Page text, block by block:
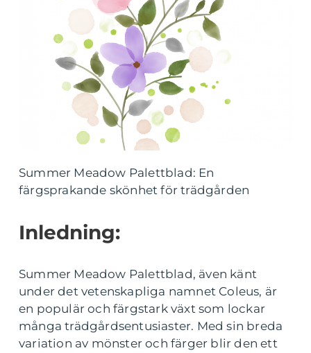
Summer Meadow Palettblad: En
färgsprakande skönhet för trädgården
Inledning:
Summer Meadow Palettblad, även känt
under det vetenskapliga namnet Coleus, är
en populär och färgstark växt som lockar
många trädgårdsentusiaster. Med sin breda
variation av mönster och färger blir den ett